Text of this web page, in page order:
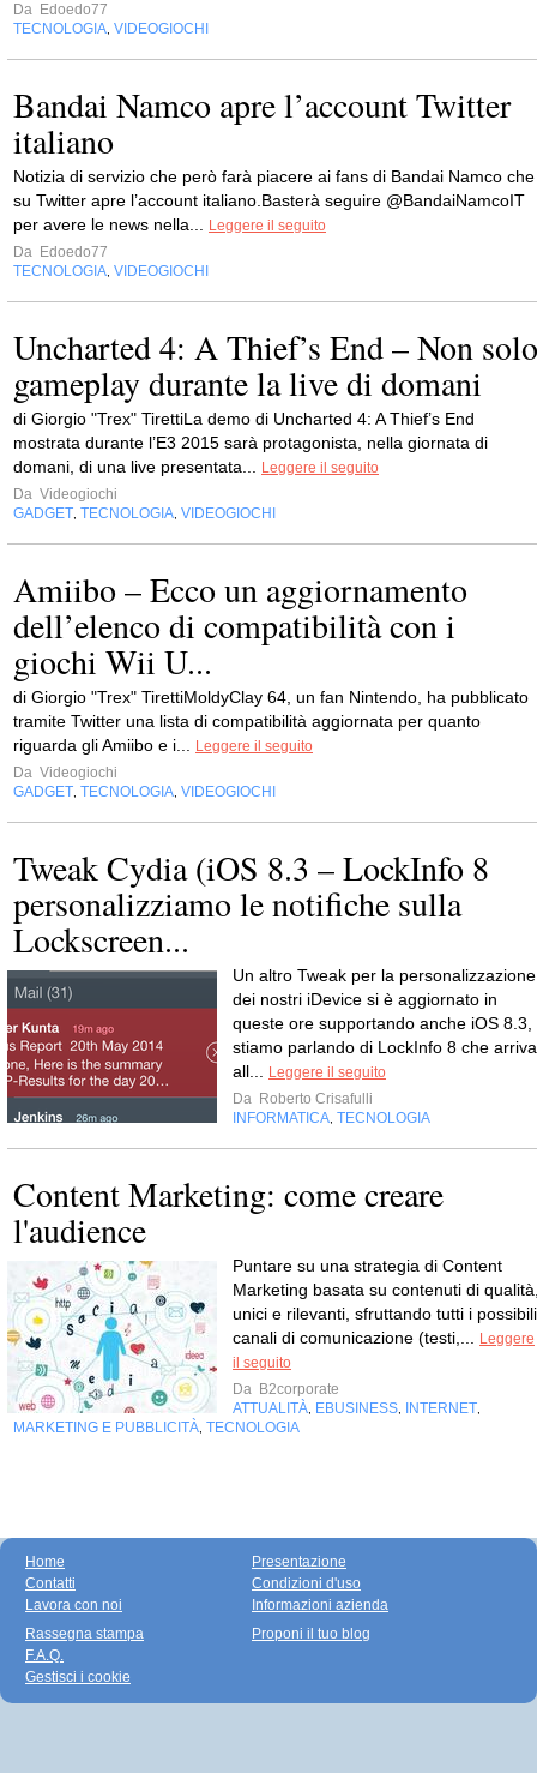
Da Edoedo77
TECNOLOGIA VIDEOGIOCHI
Bandai Namco apre l’account Twitter
italiano
Notizia di servizio che però farà piacere ai fans di Bandai Namco che
su Twitter apre l’account italiano.Basterà seguire @BandaiNamcoIT
per avere le news nella...
Leggere il seguito
Da Edoedo77
TECNOLOGIA VIDEOGIOCHI
Uncharted 4: A Thief’s End – Non solo
gameplay durante la live di domani
di Giorgio "Trex" TirettiLa demo di Uncharted 4: A Thief’s End
mostrata durante l’E3 2015 sarà protagonista, nella giornata di
domani, di una live presentata...
Leggere il seguito
Da Videogiochi
GADGET TECNOLOGIA VIDEOGIOCHI
Amiibo – Ecco un aggiornamento
dell’elenco di compatibilità con i
giochi Wii U...
di Giorgio "Trex" TirettiMoldyClay 64, un fan Nintendo, ha pubblicato
tramite Twitter una lista di compatibilità aggiornata per quanto
riguarda gli Amiibo e i...
Leggere il seguito
Da Videogiochi
GADGET TECNOLOGIA VIDEOGIOCHI
Tweak Cydia (iOS 8.3 – LockInfo 8
personalizziamo le notifiche sulla
Lockscreen...
Un altro Tweak per la personalizzazione
dei nostri iDevice si è aggiornato in
queste ore supportando anche iOS 8.3,
stiamo parlando di LockInfo 8 che arriva
all...
Leggere il seguito
Da Roberto Crisafulli
INFORMATICA TECNOLOGIA
Content Marketing: come creare
l'audience
Puntare su una strategia di Content
Marketing basata su contenuti di
unici e rilevanti, sfruttando tutti i possibili
canali di comunicazione (testi,...
Leggere
il seguito
Da B2corporate
ATTUALITÀ EBUSINESS INTERNET
MARKETING E PUBBLICITÀ TECNOLOGIA
Home
Contatti
Lavora con noi
Presentazione
Condizioni d'uso
Informazioni azienda
Rassegna stampa
F.A.Q.
Gestisci i cookie
Proponi il tuo blog